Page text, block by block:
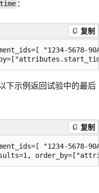
：
复制
"1234-5678-
下示例返回试验中的最后
复制
"1234-5678-